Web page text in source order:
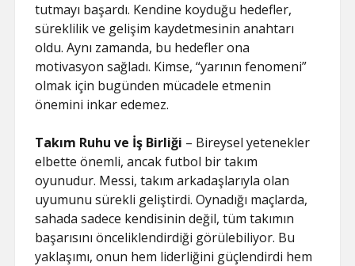
tutmayı başardı. Kendine koyduğu hedefler,
süreklilik ve gelişim kaydetmesinin anahtarı
oldu. Aynı zamanda, bu hedefler ona
motivasyon sağladı. Kimse, “yarının fenomeni”
olmak için bugünden mücadele etmenin
önemini inkar edemez.
Takım Ruhu ve İş Birliği – Bireysel yetenekler
elbette önemli, ancak futbol bir takım
oyunudur. Messi, takım arkadaşlarıyla olan
uyumunu sürekli geliştirdi. Oynadığı maçlarda,
sahada sadece kendisinin değil, tüm takımın
başarısını önceliklendirdiği görülebiliyor. Bu
yaklaşımı, onun hem liderliğini güçlendirdi hem